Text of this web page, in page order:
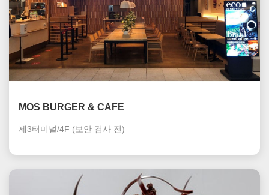
MOS BURGER & CAFE
제3터미널/4F (보안 검사 전)